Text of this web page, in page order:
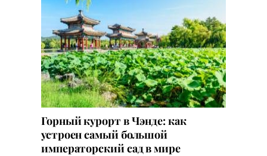
Горный курорт в Чэнде: как
устроен самый большой
императорский сад в мире